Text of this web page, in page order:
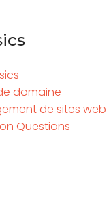
domaine
de sites web
Questions